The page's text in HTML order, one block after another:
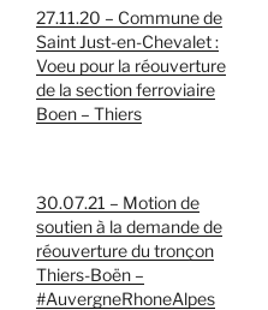
27.11.20 – Commune de
Saint Just-en-Chevalet :
Voeu pour la réouverture
de la section ferroviaire
Boen – Thiers
30.07.21 – Motion de
soutien à la demande de
réouverture du tronçon
Thiers-Boën –
#AuvergneRhoneAlpes